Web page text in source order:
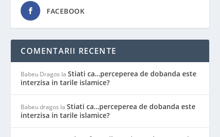
FACEBOOK
COMENTARII RECENTE
Babeu Dragos laStiati ca…perceperea de dobanda este
interzisa in tarile islamice?
Babeu dragos laStiati ca…perceperea de dobanda este
interzisa in tarile islamice?